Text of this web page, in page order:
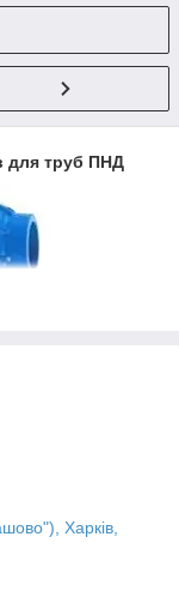
для труб ПНД
устройства,
разного
от 16
Харків,